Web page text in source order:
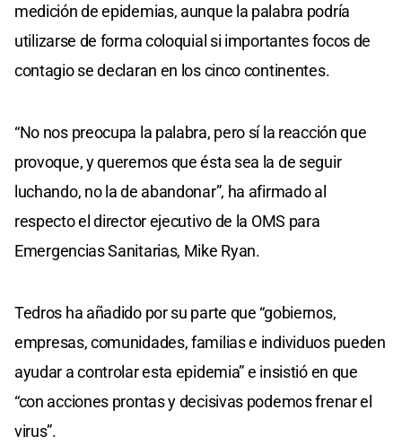
medición de epidemias, aunque la palabra podría
utilizarse de forma coloquial si importantes focos de
contagio se declaran en los cinco continentes.
“No nos preocupa la palabra, pero sí la reacción que
provoque, y queremos que ésta sea la de seguir
luchando, no la de abandonar”, ha afirmado al
respecto el director ejecutivo de la OMS para
Emergencias Sanitarias, Mike Ryan.
Tedros ha añadido por su parte que “gobiernos,
empresas, comunidades, familias e individuos pueden
ayudar a controlar esta epidemia” e insistió en que
“con acciones prontas y decisivas podemos frenar el
virus”.